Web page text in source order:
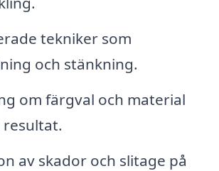
tekniker som
och stänkning.
om färgval och material
av skador och slitage på